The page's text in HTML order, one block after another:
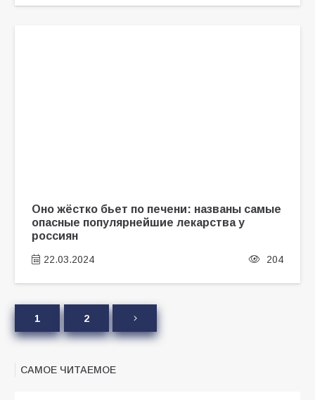
Оно жёстко бьет по печени: названы самые
опасные популярнейшие лекарства у
россиян
22.03.2024 204
1 2
САМОЕ ЧИТАЕМОЕ